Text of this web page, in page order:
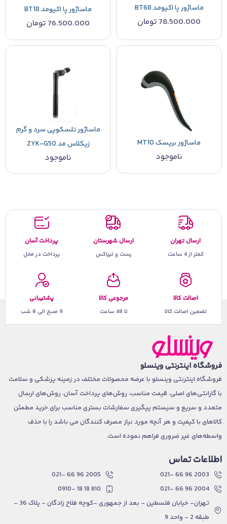
ماساژور پا اکیومد BT68
78.500.000 تومان
ماساژور پا اکیومد BT18
76.500.000 تومان
ماساژور بریسک MT10
ناموجود
ماساژور تلسکوپی سرد و گرم
زیکلاس مد ZYK-G50
ناموجود
ارسال تهران
کمتر از 4 ساعت
ارسال شهرستان
پست و تیپاکس
پرداخت آسان
پرداخت در محل
اصالت کالا
تضمین اصالت کالا
مرجوعی کالا
تا 48 ساعت
پشتیبانی
9 صبح الی 8 شب
فروشگاه اینترنتی وینسلو
فروشگاه اینترنتی وینسلو با عرضه محصولات مختلف در زمینه پزشکی و سلامت
با گارانتی‌های اصلی، قیمت مناسب، روش‌های پرداخت آسان، روش‌های ارسال
متعدد و سریع و سیستم پیگیری سفارشات بستری مناسب برای خرید مطمئن
کالاهای با کیفیت و هر آنچه مورد نیاز مصرف کنندگان می باشد را با حذف
واسطه‌های غیر ضروری فراهم نموده است.
اطلاعات تماس
2003 96 66 -021
2004 96 66 -021
2005 96 66 -021
810 18 18 -0910
تهران- خیابان فلسطین - بعد از جمهوری -کوچه فلاح زادگان - پلاک 36 -
طبقه 2 - واحد 9